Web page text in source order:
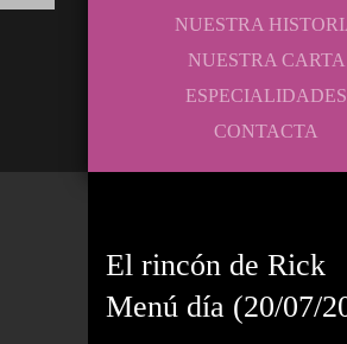
NUESTRA
NUESTRA CARTA
ESPECIALIDADES
CONTACTA
El rincón de Rick
Menú día (20/07/